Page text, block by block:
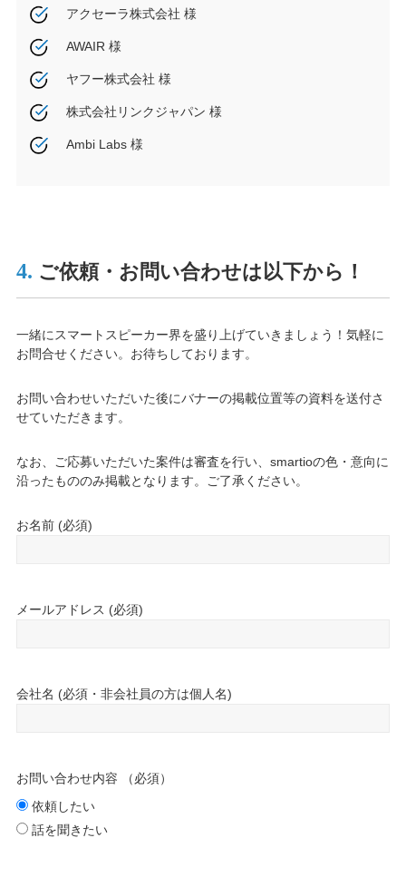
アクセーラ株式会社 様
AWAIR 様
ヤフー株式会社 様
株式会社リンクジャパン 様
Ambi Labs 様
4. ご依頼・お問い合わせは以下から！
一緒にスマートスピーカー界を盛り上げていきましょう！気軽に
お問合せください。お待ちしております。
お問い合わせいただいた後にバナーの掲載位置等の資料を送付さ
せていただきます。
なお、ご応募いただいた案件は審査を行い、smartioの色・意向に
沿ったもののみ掲載となります。ご了承ください。
お名前 (必須)
メールアドレス (必須)
会社名 (必須・非会社員の方は個人名)
お問い合わせ内容 （必須）
依頼したい
話を聞きたい